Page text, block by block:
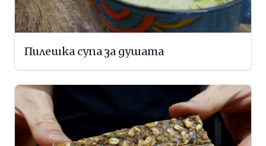
Пилешка супа за душата